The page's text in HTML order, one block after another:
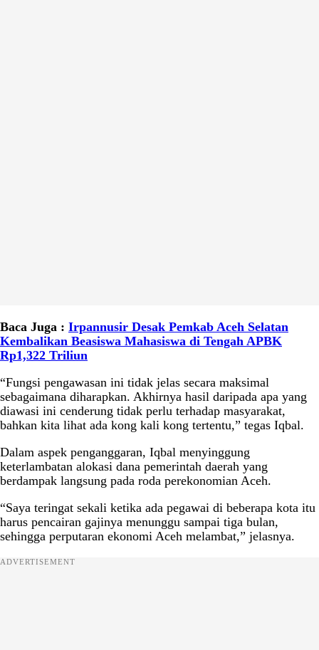
Baca Juga : Irpannusir Desak Pemkab Aceh Selatan
Kembalikan Beasiswa Mahasiswa di Tengah APBK
Rp1,322 Triliun
“Fungsi pengawasan ini tidak jelas secara maksimal
sebagaimana diharapkan. Akhirnya hasil daripada apa yang
diawasi ini cenderung tidak perlu terhadap masyarakat,
bahkan kita lihat ada kong kali kong tertentu,” tegas Iqbal.
Dalam aspek penganggaran, Iqbal menyinggung
keterlambatan alokasi dana pemerintah daerah yang
berdampak langsung pada roda perekonomian Aceh.
“Saya teringat sekali ketika ada pegawai di beberapa kota itu
harus pencairan gajinya menunggu sampai tiga bulan,
sehingga perputaran ekonomi Aceh melambat,” jelasnya.
ADVERTISEMENT